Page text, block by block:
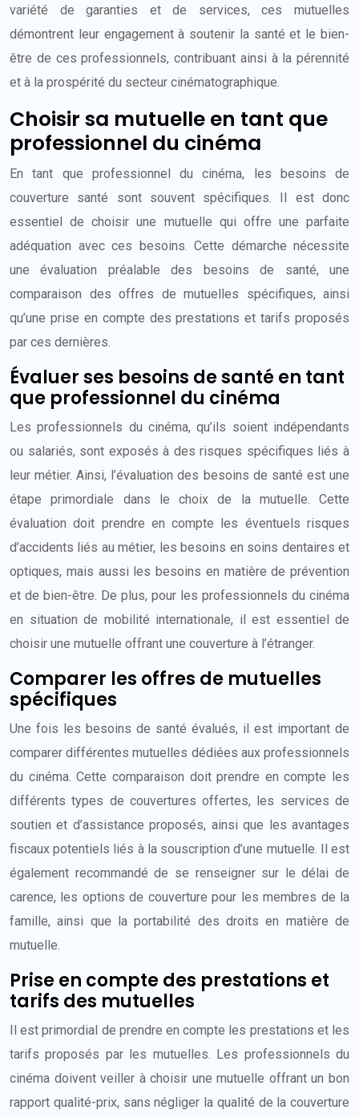
variété de garanties et de services, ces mutuelles
démontrent leur engagement à soutenir la santé et le bien-
être de ces professionnels, contribuant ainsi à la pérennité
et à la prospérité du secteur cinématographique.
Choisir sa mutuelle en tant que
professionnel du cinéma
En tant que professionnel du cinéma, les besoins de
couverture santé sont souvent spécifiques. Il est donc
essentiel de choisir une mutuelle qui offre une parfaite
adéquation avec ces besoins. Cette démarche nécessite
une évaluation préalable des besoins de santé, une
comparaison des offres de mutuelles spécifiques, ainsi
qu’une prise en compte des prestations et tarifs proposés
par ces dernières.
Évaluer ses besoins de santé en tant
que professionnel du cinéma
Les professionnels du cinéma, qu’ils soient indépendants
ou salariés, sont exposés à des risques spécifiques liés à
leur métier. Ainsi, l’évaluation des besoins de santé est une
étape primordiale dans le choix de la mutuelle. Cette
évaluation doit prendre en compte les éventuels risques
d’accidents liés au métier, les besoins en soins dentaires et
optiques, mais aussi les besoins en matière de prévention
et de bien-être. De plus, pour les professionnels du cinéma
en situation de mobilité internationale, il est essentiel de
choisir une mutuelle offrant une couverture à l’étranger.
Comparer les offres de mutuelles
spécifiques
Une fois les besoins de santé évalués, il est important de
comparer différentes mutuelles dédiées aux professionnels
du cinéma. Cette comparaison doit prendre en compte les
différents types de couvertures offertes, les services de
soutien et d’assistance proposés, ainsi que les avantages
fiscaux potentiels liés à la souscription d’une mutuelle. Il est
également recommandé de se renseigner sur le délai de
carence, les options de couverture pour les membres de la
famille, ainsi que la portabilité des droits en matière de
mutuelle.
Prise en compte des prestations et
tarifs des mutuelles
Il est primordial de prendre en compte les prestations et les
tarifs proposés par les mutuelles. Les professionnels du
cinéma doivent veiller à choisir une mutuelle offrant un bon
rapport qualité-prix, sans négliger la qualité de la couverture